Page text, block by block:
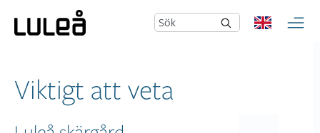
Sök
Viktigt att veta